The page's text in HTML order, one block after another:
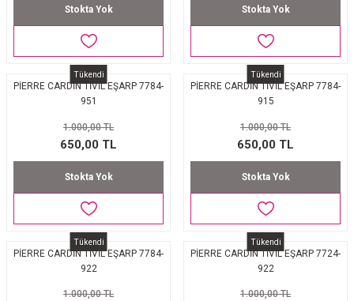
Stokta Yok Stokta Yok
Tükendi
PİERRE CARDİN TİVİL EŞARP 7784-
951
1.000,00 TL
650,00 TL
Stokta Yok
Tükendi
PİERRE CARDİN TİVİL EŞARP 7784-
915
1.000,00 TL
650,00 TL
Stokta Yok
Tükendi
PİERRE CARDİN TİVİL EŞARP 7784-
922
1.000,00 TL
Tükendi
PİERRE CARDİN TİVİL EŞARP 7724-
922
1.000,00 TL